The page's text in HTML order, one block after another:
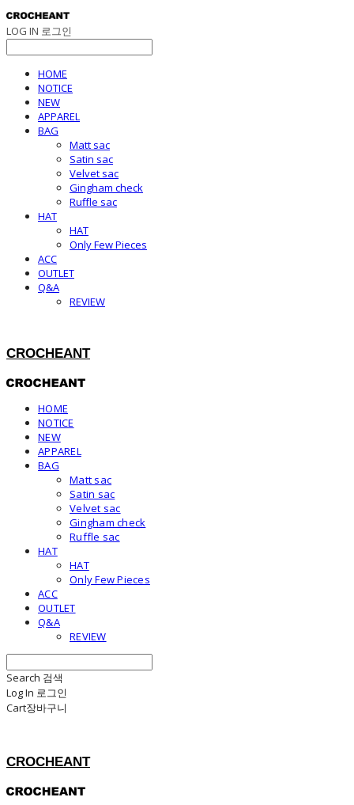
LOG IN 로그인
HOME
NOTICE
NEW
APPAREL
BAG
Matt sac
Satin sac
Velvet sac
Gingham check
Ruffle sac
HAT
HAT
Only Few Pieces
ACC
OUTLET
Q&A
REVIEW
CROCHEANT
HOME
NOTICE
NEW
APPAREL
BAG
Matt sac
Satin sac
Velvet sac
Gingham check
Ruffle sac
HAT
HAT
Only Few Pieces
ACC
OUTLET
Q&A
REVIEW
Search 검색
Log In 로그인
Cart장바구니
CROCHEANT